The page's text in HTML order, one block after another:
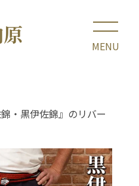
・黒伊佐錦』のリバー